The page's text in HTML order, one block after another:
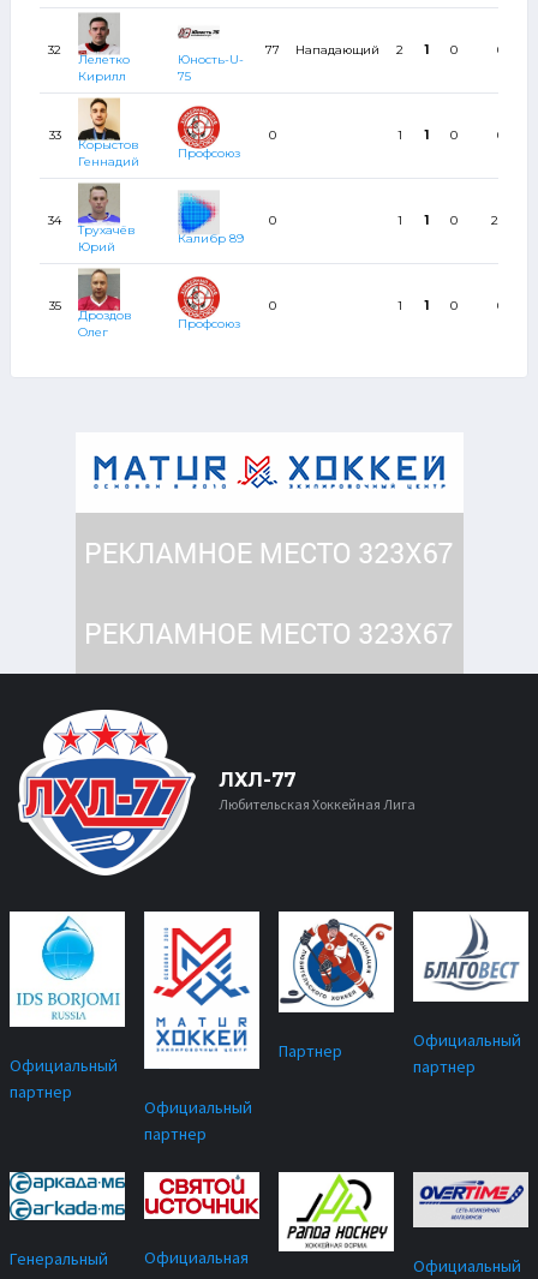
32
Лелетко
Кирилл
Юность-U-
75
77 Нападающий 2 1 0 0
33
Корыстов
Геннадий
Профсоюз
0 1 1 0 0
34
Трухачёв
Юрий
Калибр 89
0 1 1 0 25
35
Дроздов
Олег
Профсоюз
0 1 1 0 0
ЛХЛ-77
Любительская Хоккейная Лига
Официальный
партнер
Официальный
партнер
Партнер
Официальный
партнер
Генеральный
Официальная
Официальный